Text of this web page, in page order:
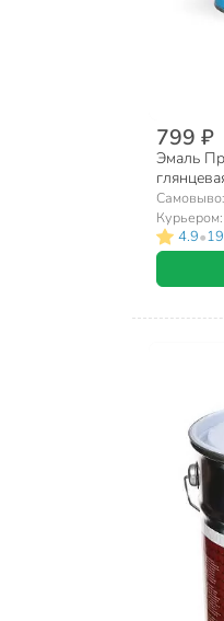
799 ₽
Эмаль
Курьером:
4.9•